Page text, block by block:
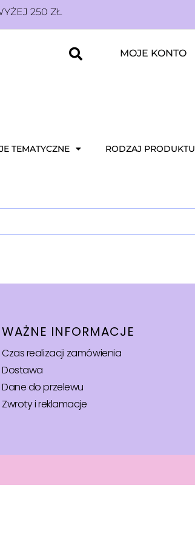
250 ZŁ
MOJE KONTO
TEMATYCZNE RODZAJ PRODUKTU
WAŻNE INFORMACJE
Czas realizacji zamówienia
Dostawa
Dane do przelewu
Zwroty i reklamacje